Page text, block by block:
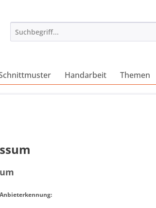
Handarbeit Themen